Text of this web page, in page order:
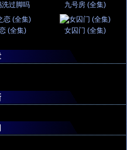
洗过脚吗 九号房 (全集)
(全集) 女囚门 (全集)